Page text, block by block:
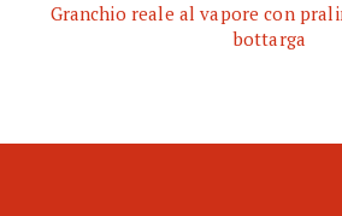
Granchio reale al vapore con
bottarga